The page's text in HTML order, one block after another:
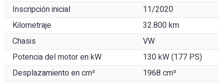
Inscripción inicial
11/2020
Kilometraje
32.800 km
Chasis
VW
Potencia del motor en kW
130 kW (177 PS)
Desplazamiento en cm³
1968 cm³